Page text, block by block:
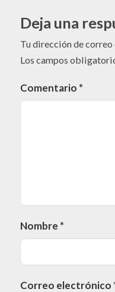
Deja una
Tu dirección de
Los campos
Comentario *
Nombre *
Correo electrónico